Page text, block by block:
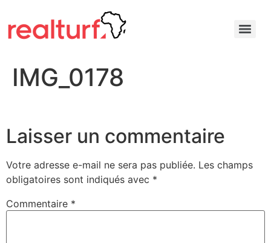
IMG_0178
Laisser un commentaire
Votre adresse e-mail ne sera pas publiée. Les champs
obligatoires sont indiqués avec *
Commentaire *